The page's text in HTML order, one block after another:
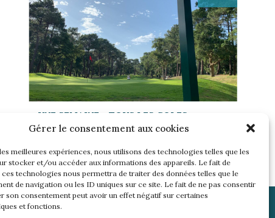
Gérer le consentement aux cookies
meilleures expériences, nous utilisons des technologies telles que les
stocker et/ou accéder aux informations des appareils. Le fait de
technologies nous permettra de traiter des données telles que le
de navigation ou les ID uniques sur ce site. Le fait de ne pas consentir
son consentement peut avoir un effet négatif sur certaines
et fonctions.
UNE SEMAINE… TOUS LES GOLFS
WININONE !